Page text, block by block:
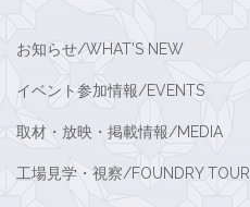
お知らせ/WHAT'S NEW
イベント参加情報/EVENTS
取材・放映・掲載情報/MEDIA
工場見学・視察/FOUNDRY TOUR